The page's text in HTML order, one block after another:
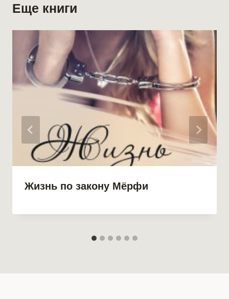
Еще книги
Жизнь по закону Мёрфи